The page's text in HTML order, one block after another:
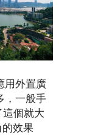
用外置廣
，一般手
個就大
效果